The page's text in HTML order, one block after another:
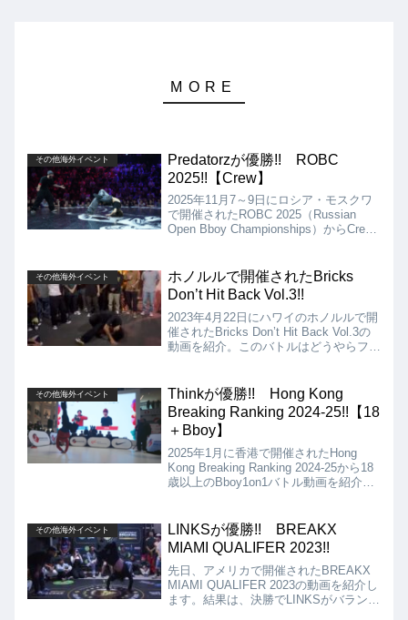
その他海外イベント
Predatorzが優勝!! ROBC
2025!!【Crew】
2025年11月7～9日にロシア・モスクワ
で開催されたROBC 2025（Russian
Open Bboy Championships）からCrew
が、結果はPredatorzの優勝となりまし
た!!
その他海外イベント
ホノルルで開催されたBricks
Don’t Hit Back Vol.3!!
2023年4月22日にハワイのホノルルで開
催されたBricks Don’t Hit Back Vol.3の
動画を紹介。このバトルはどうやらフッ
ですので、それが良いのかもしれませ
ん。
その他海外イベント
Thinkが優勝!! Hong Kong
Breaking Ranking 2024-25!!【18
＋Bboy】
2025年1月に香港で開催されたHong
Kong Breaking Ranking 2024-25から18
歳以上のBboy1on1バトル動画を紹介し
りました!!
その他海外イベント
LINKSが優勝!! BREAKX
MIAMI QUALIFER 2023!!
先日、アメリカで開催されたBREAKX
MIAMI QUALIFER 2023の動画を紹介し
ます。結果は、決勝でLINKSがバランス